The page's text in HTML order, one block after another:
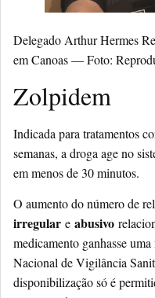
Delegado Arthur Hermes
em Canoas — Foto:
Zolpidem
Indicada para tratamentos
semanas, a droga age no
em menos de 30 minutos.
O aumento do número de
irregular e abusivo
medicamento ganhasse
Nacional de Vigilância
disponibilização só é